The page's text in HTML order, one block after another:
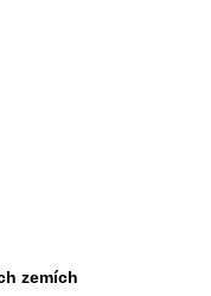
zemích